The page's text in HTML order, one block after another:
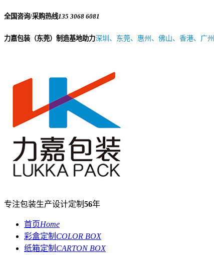
全国咨询/采购热线135 3068 6081
力嘉包装（东莞）制造基地助力深圳、东莞、惠州、佛山、香港、广州
专注包装生产设计定制 56年
首页Home
彩盒定制 COLOR BOX
纸箱定制 CARTON BOX